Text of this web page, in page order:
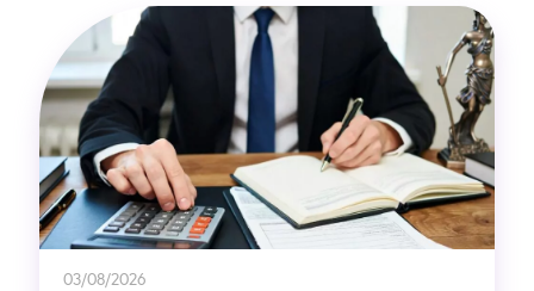
03/08/2026